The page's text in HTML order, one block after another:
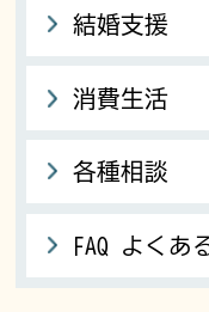
結婚支援
消費生活
各種相談
FAQ よくあ